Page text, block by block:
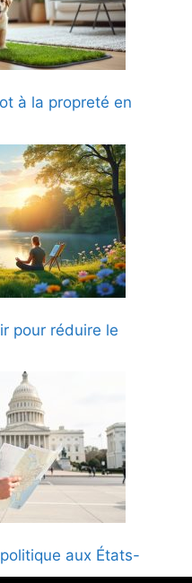
à la propreté en
pour réduire le
aux États-